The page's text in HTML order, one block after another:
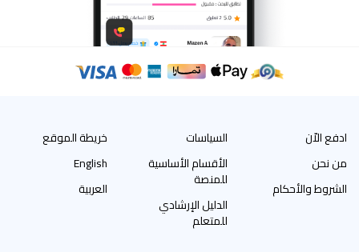
ادفع الاّن
من نحن
الشروط والأحكام
السياسات
الأقسام الأساسية
للمنصة
الدليل الإرشادي
للمتعلم
خريطة الموقع
English
العربية